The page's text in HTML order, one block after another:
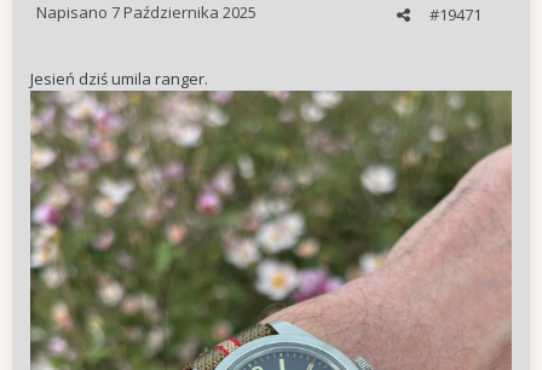
#19471
Napisano 7 Października 2025
Jesień dziś umila ranger.